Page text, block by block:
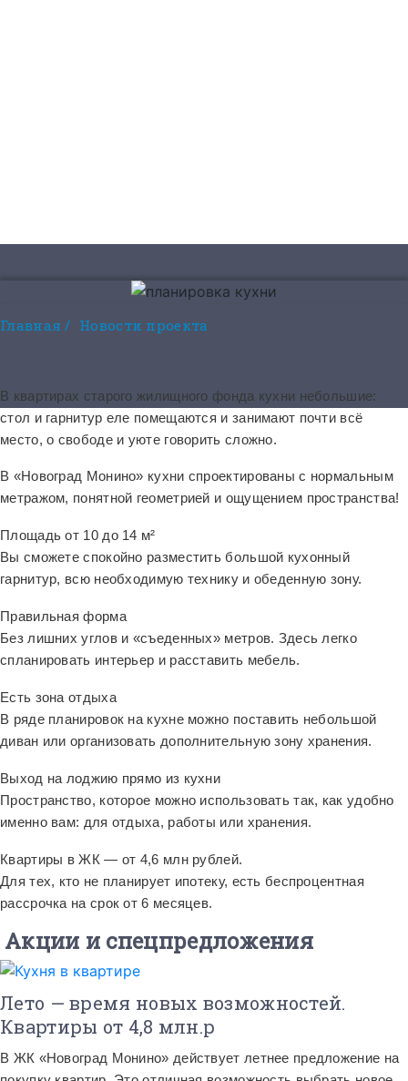
Главная/ Новости проекта
В квартирах старого жилищного фонда кухни небольшие:
стол и гарнитур еле помещаются и занимают почти всё
место, о свободе и уюте говорить сложно.
В «Новоград Монино» кухни спроектированы с нормальным
метражом, понятной геометрией и ощущением пространства!
Площадь от 10 до 14 м²
Вы сможете спокойно разместить большой кухонный
гарнитур, всю необходимую технику и обеденную зону.
Правильная форма
Без лишних углов и «съеденных» метров. Здесь легко
спланировать интерьер и расставить мебель.
Есть зона отдыха
В ряде планировок на кухне можно поставить небольшой
диван или организовать дополнительную зону хранения.
Выход на лоджию прямо из кухни
Пространство, которое можно использовать так, как удобно
именно вам: для отдыха, работы или хранения.
Квартиры в ЖК — от 4,6 млн рублей.
Для тех, кто не планирует ипотеку, есть беспроцентная
рассрочка на срок от 6 месяцев.
Акции и спецпредложения
Лето — время новых возможностей.
Квартиры от 4,8 млн.р
В ЖК «Новоград Монино» действует летнее предложение на